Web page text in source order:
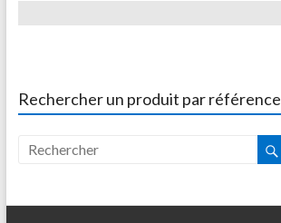
Rechercher un produit par référence